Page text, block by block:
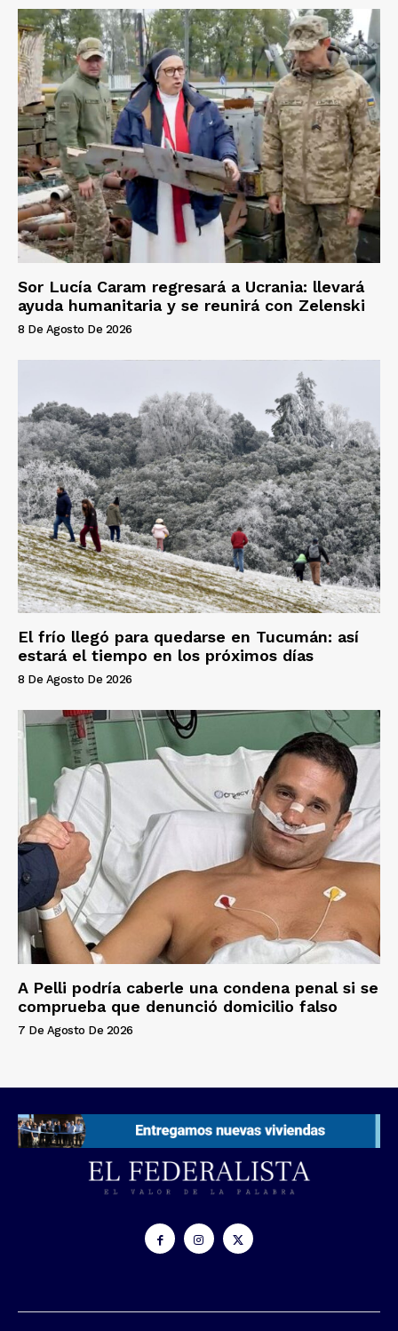
Sor Lucía Caram regresará a Ucrania: llevará
ayuda humanitaria y se reunirá con Zelenski
8 De Agosto De 2026
El frío llegó para quedarse en Tucumán: así
estará el tiempo en los próximos días
8 De Agosto De 2026
A Pelli podría caberle una condena penal si se
comprueba que denunció domicilio falso
7 De Agosto De 2026